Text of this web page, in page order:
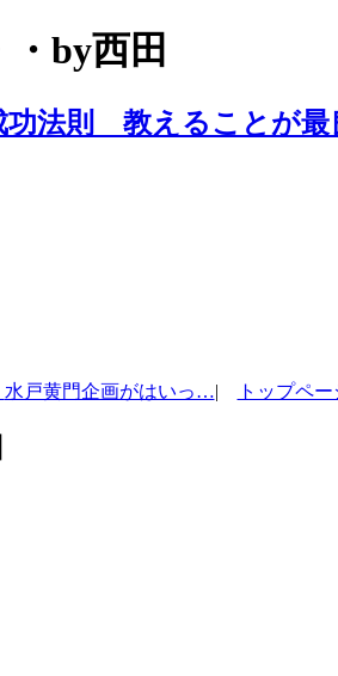
by西田
功法則 教えることが最
水戸黄門企画がはいっ…| トップペ